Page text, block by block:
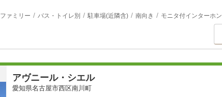
ファミリー バス・トイレ別 駐車場(近隣含) 南向き モニタ付インターホン
アヴニール・シエル
愛知県名古屋市西区南川町